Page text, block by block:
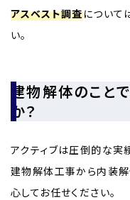
アスベスト調査について
い。
建物解体のこと
か？
アクティブは圧倒的な実
建物解体工事から内装解
心してお任せください。